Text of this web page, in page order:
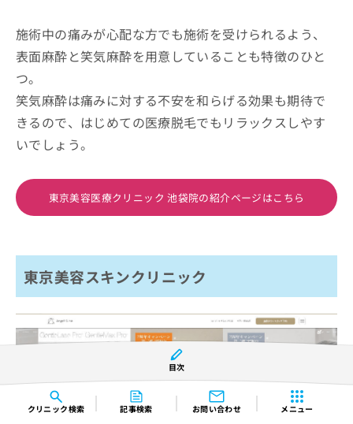
クリニック検索 記事検索 お問い合わせ メニュー
施術中の痛みが心配な方でも施術を受けられるよう、
表面麻酔と笑気麻酔を用意していることも特徴のひと
つ。
笑気麻酔は痛みに対する不安を和らげる効果も期待で
きるので、はじめての医療脱毛でもリラックスしやす
いでしょう。
東京美容医療クリニック 池袋院の紹介ページはこちら
東京美容スキンクリニック
目次